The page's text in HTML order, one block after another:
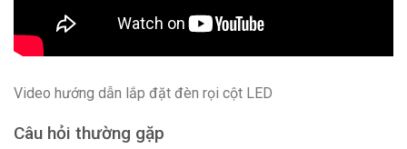
Video hướng dẫn lắp đặt đèn rọi cột LED
Câu hỏi thường gặp